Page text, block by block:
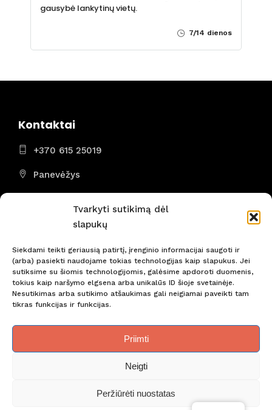
Tvarkyti sutikimą dėl
slapukų
Siekdami teikti geriausią patirtį, įrenginio informacijai saugoti ir
(arba) pasiekti naudojame tokias technologijas kaip slapukus. Jei
sutiksime su šiomis technologijomis, galėsime apdoroti duomenis,
tokius kaip naršymo elgsena arba unikalūs ID šioje svetainėje.
Nesutikimas arba sutikimo atšaukimas gali neigiamai paveikti tam
tikras funkcijas ir funkcijas.
Priimti
Neigti
Peržiūrėti nuostatas
gausybė lankytinų vietų.
7/14 dienos
Kontaktai
+370 615 25019
Panevėžys
Nepraleiskite svarbiausių naujienų! Būkite pirmi!